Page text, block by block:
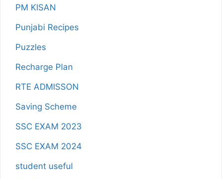
PM KISAN
Punjabi Recipes
Puzzles
Recharge Plan
RTE ADMISSON
Saving Scheme
SSC EXAM 2023
SSC EXAM 2024
student useful